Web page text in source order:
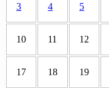
3 4 5
10 11 12
17 18 19